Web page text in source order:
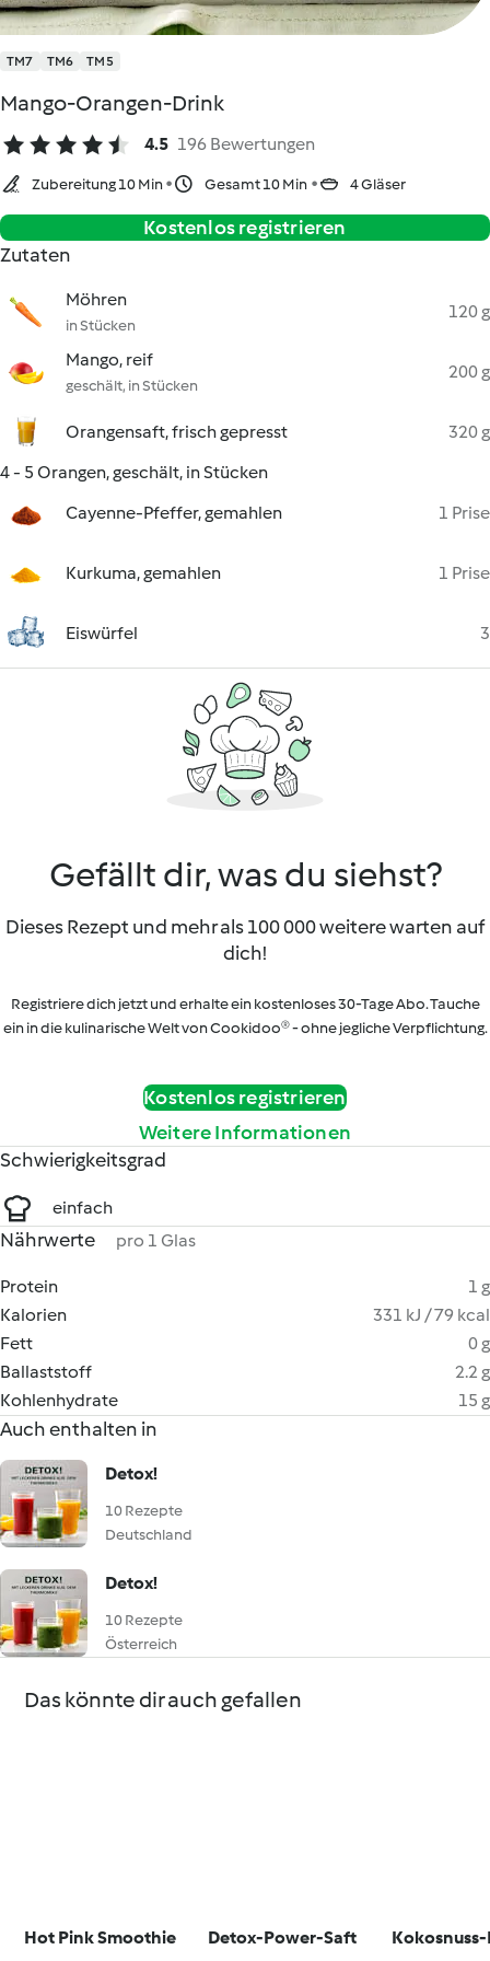
TM7 TM6 TM5
Mango-Orangen-Drink
4.5 196 Bewertungen
Zubereitung 10 Min Gesamt 10 Min 4 Gläser
Kostenlos registrieren
Zutaten
Möhren
in Stücken
120 g
Mango, reif
geschält, in Stücken
200 g
Orangensaft, frisch gepresst
320 g
4 - 5 Orangen, geschält, in Stücken
Cayenne-Pfeffer, gemahlen
1 Prise
Kurkuma, gemahlen 1 Prise
Eiswürfel 3
Gefällt dir, was du siehst?
Dieses Rezept und mehr als 100 000 weitere warten auf
dich!
Registriere dich jetzt und erhalte ein kostenloses 30-Tage Abo. Tauche
ein in die kulinarische Welt von Cookidoo® - ohne jegliche Verpflichtung.
Kostenlos registrieren
Weitere Informationen
Schwierigkeitsgrad
einfach
Nährwerte pro 1 Glas
Protein
1 g
Kalorien
331 kJ / 79 kcal
Fett
0 g
Ballaststoff
2.2 g
Kohlenhydrate
15 g
Auch enthalten in
Detox!
10 Rezepte
Deutschland
Detox!
10 Rezepte
Österreich
Das könnte dir auch gefallen
Hot Pink Smoothie Detox-Power-Saft Kokosnuss-